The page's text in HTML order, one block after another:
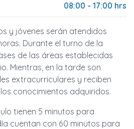
08:00 - 17:00 hrs
y jóvenes serán atendidos
Durante el turno de la
de las áreas establecidas
Mientras, en la tarde son
extracurriculares y reciben
conocimientos adquiridos.
tienen 5 minutos para
cuentan con 60 minutos para